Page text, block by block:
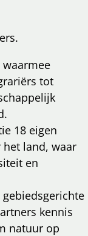
tot
18 eigen
land, waar
en
kennis
natuur op